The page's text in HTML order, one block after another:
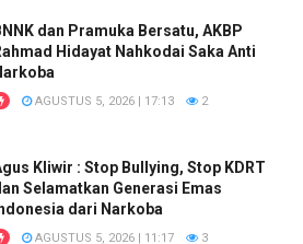
dan Pramuka Bersatu, AKBP
Hidayat Nahkodai Saka Anti
AGUSTUS 5, 2026 | 17:13 2
Kliwir : Stop Bullying, Stop KDRT
Selamatkan Generasi Emas
dari Narkoba
AGUSTUS 5, 2026 | 11:17 3